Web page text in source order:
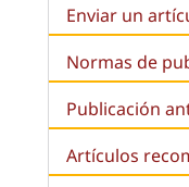
Enviar un
Normas de
Publicación
Artículos